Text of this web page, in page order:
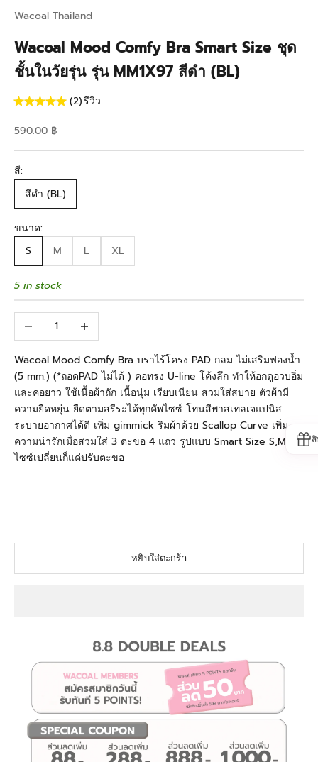
Wacoal Thailand
Wacoal Mood Comfy Bra Smart Size ชุด
ชั้นในวัยรุ่น รุ่น MM1X97 สีดำ (BL)
(2)รีวิว
Sale price
590.00 ฿
สี:
สีดำ (BL)
ขนาด:
S
M L XL
5 in stock
Decrease quantityIncrease quantity
Wacoal Mood Comfy Bra บราไร้โครง PAD กลม ไม่เสริมฟองน้ำ
(5 mm.) (*ถอดPAD ไม่ได้ ) คอทรง U-line โค้งลึก ทำให้อกดูอวบอิ่ม
และคอยาว ใช้เนื้อผ้าถัก เนื้อนุ่ม เรียบเนียน สวมใส่สบาย ตัวผ้ามี
ความยืดหยุ่น ยืดตามสรีระได้ทุกคัพไซซ์ โทนสีพาสเทลเจแปนิส
ระบายอากาศได้ดี เพิ่ม gimmick ริมผ้าด้วย Scallop Curve เพิ่ม
ความน่ารักเมื่อสวมใส่ 3 ตะขอ 4 แถว รูปแบบ Smart Size S,M,L
ไซซ์เปลี่ยนก็แค่ปรับตะขอ
หยิบใส่ตะกร้า